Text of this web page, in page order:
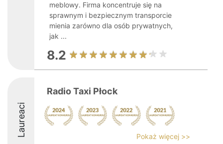
meblowy. Firma koncentruje się na
sprawnym i bezpiecznym transporcie
mienia zarówno dla osób prywatnych,
jak ...
8.2
Laureaci
Radio Taxi Płock
Pokaż więcej >>